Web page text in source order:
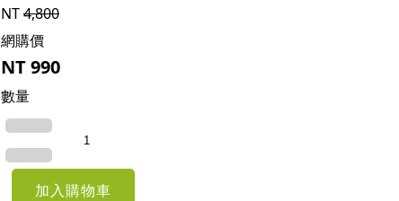
NT4,800
網購價
NT990
數量
加入購物車